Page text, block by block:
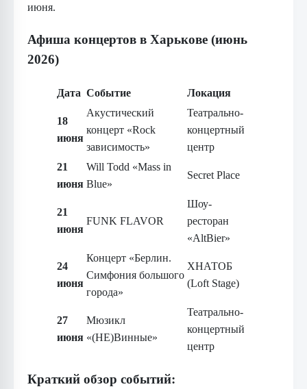
июня.
Афиша концертов в Харькове (июнь
2026)
Дата Событие Локация
18
июня
Акустический
концерт «Rock
зависимость»
Театрально-
концертный
центр
21
июня
Will Todd «Mass in
Blue»
Secret Place
21
июня
FUNK FLAVOR
Шоу-
ресторан
«AltBier»
24
июня
Концерт «Берлин.
Симфония большого
города»
ХНАТОБ
(Loft Stage)
27
июня
Мюзикл
«(НЕ)Винные»
Театрально-
концертный
центр
Краткий обзор событий: